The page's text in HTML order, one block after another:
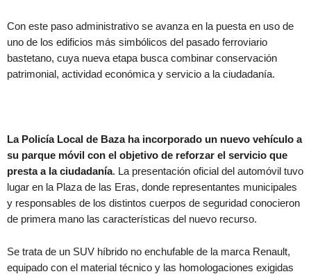
Con este paso administrativo se avanza en la puesta en uso de
uno de los edificios más simbólicos del pasado ferroviario
bastetano, cuya nueva etapa busca combinar conservación
patrimonial, actividad económica y servicio a la ciudadanía.
La Policía Local de Baza ha incorporado un nuevo vehículo a
su parque móvil con el objetivo de reforzar el servicio que
presta a la ciudadanía. La presentación oficial del automóvil tuvo
lugar en la Plaza de las Eras, donde representantes municipales
y responsables de los distintos cuerpos de seguridad conocieron
de primera mano las características del nuevo recurso.
Se trata de un SUV híbrido no enchufable de la marca Renault,
equipado con el material técnico y las homologaciones exigidas